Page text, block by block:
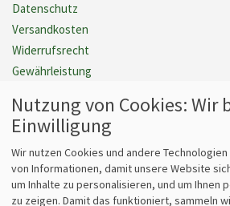
Datenschutz
Versandkosten
Widerrufsrecht
Gewährleistung
Cookie Einstellungen verwalten
Vertrag widerrufen
Fragen Kontakt
Nutzung von Cookies: Wir
Einwilligung
Wir nutzen Cookies und andere
von Informationen, damit unsere Website
um Inhalte zu personalisieren, und um Ihnen
zu zeigen. Damit das funktioniert, sammeln